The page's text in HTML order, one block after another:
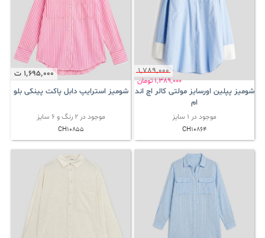
1٬789٬000
1٬389٬000تومان
شومیز پپلین اورسایز مولتی کالر اچ اند
ام
موجود در 1 سایز
CH10864
1٬695٬000 ت
شومیز استرایپ دابل پاکت پینکی بلو
موجود در 2 رنگ و 6 سایز
CH10855